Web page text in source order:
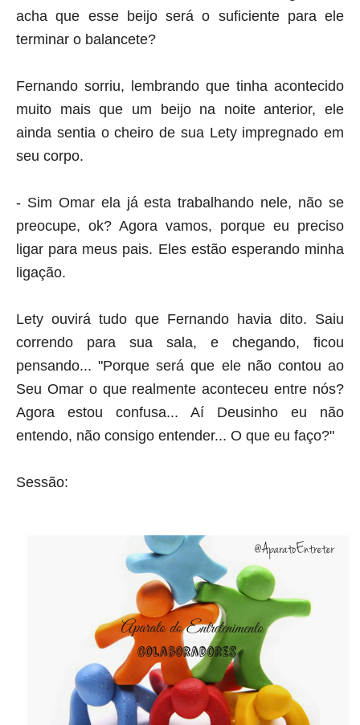
acha que esse beijo será o suficiente para ele
terminar o balancete?
Fernando sorriu, lembrando que tinha acontecido
muito mais que um beijo na noite anterior, ele
ainda sentia o cheiro de sua Lety impregnado em
seu corpo.
- Sim Omar ela já esta trabalhando nele, não se
preocupe, ok? Agora vamos, porque eu preciso
ligar para meus pais. Eles estão esperando minha
ligação.
Lety ouvirá tudo que Fernando havia dito. Saiu
correndo para sua sala, e chegando, ficou
pensando..."Porque será que ele não contou ao
Seu Omar o que realmente aconteceu entre nós?
Agora estou confusa... Aí Deusinho eu não
entendo, não consigo entender... O que eu faço?"
Sessão: